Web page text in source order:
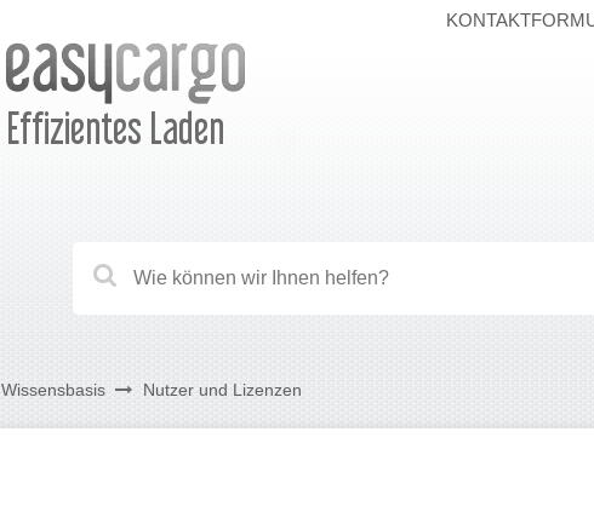
Effizientes Laden
Wissensbasis Nutzer und Lizenzen